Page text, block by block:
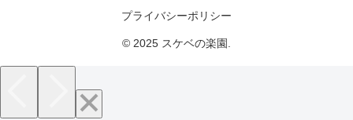
プライバシーポリシー
© 2025 スケベの楽園.